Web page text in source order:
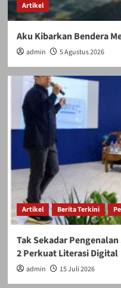
Artikel
Aku Kibarkan Bendera
admin 5 Agustus 2026
Artikel Berita Terkini
Tak Sekadar
2 Perkuat Literasi Digital
admin 15 Juli 2026